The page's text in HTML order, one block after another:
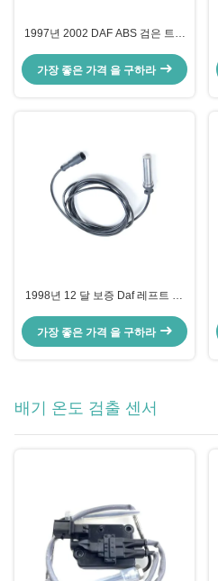
1997년 2002 DAF ABS 검은 트럭
3029023300 1506003
가장 좋은 가격 을 구하라
1998년 12 달 보증 Daf 레프트 45
504013848 1400071
가장 좋은 가격 을 구하라
배기 온도 검출 센서